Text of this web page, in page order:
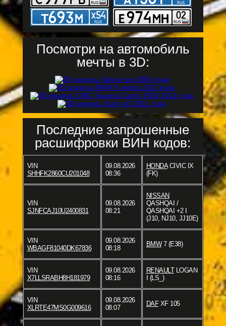
Посмотри на автомобиль
мечты в 3D:
Последние запрошенные
расшифровки ВИН кодов:
VIN
SHHFK2860CU201048
09.08.2026
08:36
HONDACIVIC IX
(FK)
VIN
SJNFCAJ10U2400831
09.08.2026
08:21
NISSAN
QASHQAI /
QASHQAI +2 I
(J10, NJ10, JJ10E)
VIN
WBAGF81040DK67836
09.08.2026
08:18
BMW7 (E38)
VIN
X7LLSRABH8H181979
09.08.2026
08:16
RENAULTLOGAN
I (LS_)
VIN
XLRTE47MS0G009616
09.08.2026
08:07
DAFXF 105